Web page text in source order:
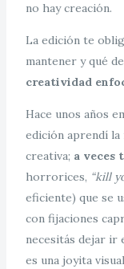
no hay creación.
La edición te
mantener y qué
creatividad
Hace unos años
edición aprendí
creativa; a veces
horrorices, “kill
eficiente) que se
con fijaciones
necesitás dejar ir
es una joyita